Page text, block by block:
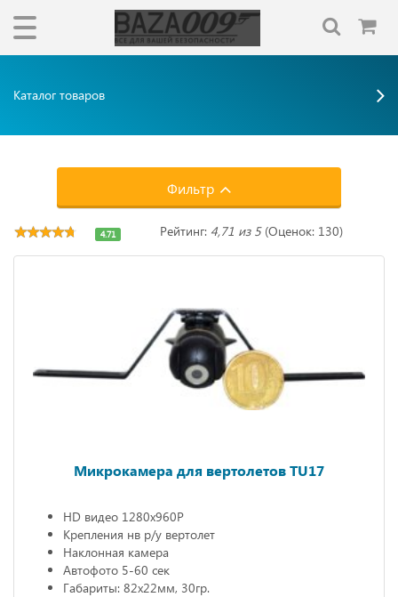
Каталог товаров
Фильтр
Микрокамера для вертолетов TU17
HD видео 1280х960Р
Крепления нв р/у вертолет
Наклонная камера
Автофото 5-60 сек
Габариты: 82х22мм, 30гр.
4.71 Рейтинг: 4,71 из 5(Оценок: 130)